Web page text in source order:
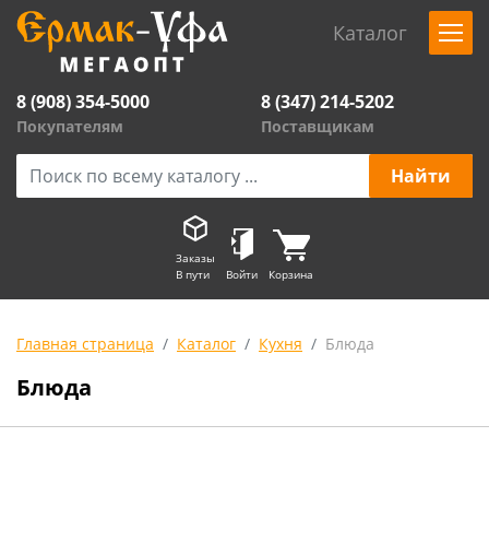
Каталог
8 (908) 354-5000
Покупателям
8 (347) 214-5202
Поставщикам
Заказы
В пути
Войти Корзина
Главная страница Каталог Кухня Блюда
Блюда